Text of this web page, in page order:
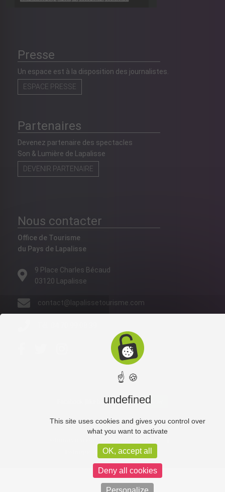
Presse
Un espace est à la disposition des journalistes.
ESPACE PRESSE
Partenaires
Devenez partenaire des spectacles
Son & Lumière de Lapalisse
DEVENIR PARTENAIRE
Nous contacter
Office de Tourisme
du Pays de Lapalisse
9 Place Charles Bécaud
03120 Lapalisse
contact@lapalissetourisme.com
Facebook (like box) is disabled. Allow
Politique de confidentialité
☝ 🍪
undefined
This site uses cookies and gives you control over
what you want to activate
OK, accept all
Deny all cookies
Personalize